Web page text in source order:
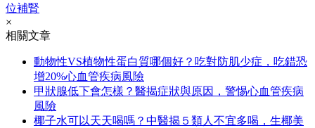
位補腎
×
相關文章
動物性VS植物性蛋白質哪個好？吃對防肌少症，吃錯恐
增20%心血管疾病風險
甲狀腺低下會怎樣？醫揭症狀與原因，警惕心血管疾病
風險
椰子水可以天天喝嗎？中醫揭５類人不宜多喝，生椰美